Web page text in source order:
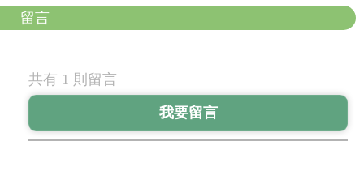
留言
共有 1 則留言